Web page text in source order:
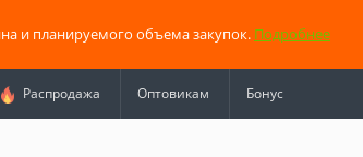
и планируемого объема закупок. Подробнее
Распродажа Оптовикам Бонус